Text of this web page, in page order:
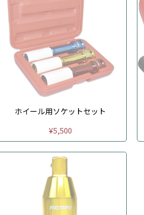
ホイール用ソケットセット
¥5,500